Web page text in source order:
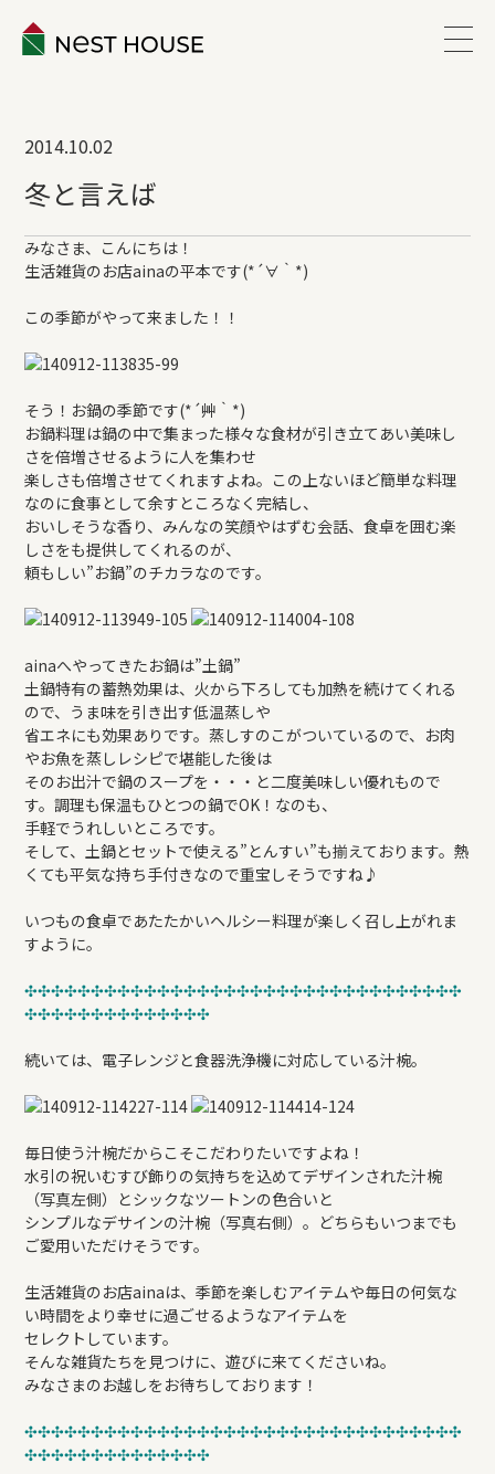
ABOUT
WORKS
LINEUP
ESTATE
REFORM
COMPANY
モデルハウス来場予約
新築住宅のお問い合わせ
リフォームのお問い合わせ
2014.10.02
冬と言えば
みなさま、こんにちは！
生活雑貨のお店ainaの平本です(*´∀｀*)
この季節がやって来ました！！
そう！お鍋の季節です(*´艸｀*)
お鍋料理は鍋の中で集まった様々な食材が引き立てあい美味し
さを倍増させるように人を集わせ
楽しさも倍増させてくれますよね。この上ないほど簡単な料理
なのに食事として余すところなく完結し、
おいしそうな香り、みんなの笑顔やはずむ会話、食卓を囲む楽
しさをも提供してくれるのが、
頼もしい”お鍋”のチカラなのです。
ainaへやってきたお鍋は”土鍋”
土鍋特有の蓄熱効果は、火から下ろしても加熱を続けてくれる
ので、うま味を引き出す低温蒸しや
省エネにも効果ありです。蒸しすのこがついているので、お肉
やお魚を蒸しレシピで堪能した後は
そのお出汁で鍋のスープを・・・と二度美味しい優れもので
す。調理も保温もひとつの鍋でOK！なのも、
手軽でうれしいところです。
そして、土鍋とセットで使える”とんすい”も揃えております。熱
くても平気な持ち手付きなので重宝しそうですね♪
いつもの食卓であたたかいヘルシー料理が楽しく召し上がれま
すように。
✣✣✣✣✣✣✣✣✣✣✣✣✣✣✣✣✣✣✣✣✣✣✣✣✣✣✣✣✣✣✣✣✣
✣✣✣✣✣✣✣✣✣✣✣✣✣✣
続いては、電子レンジと食器洗浄機に対応している汁椀。
毎日使う汁椀だからこそこだわりたいですよね！
水引の祝いむすび飾りの気持ちを込めてデザインされた汁椀
（写真左側）とシックなツートンの色合いと
シンプルなデサインの汁椀（写真右側）。どちらもいつまでも
ご愛用いただけそうです。
生活雑貨のお店ainaは、季節を楽しむアイテムや毎日の何気な
い時間をより幸せに過ごせるようなアイテムを
セレクトしています。
そんな雑貨たちを見つけに、遊びに来てくださいね。
みなさまのお越しをお待ちしております！
✣✣✣✣✣✣✣✣✣✣✣✣✣✣✣✣✣✣✣✣✣✣✣✣✣✣✣✣✣✣✣✣✣
✣✣✣✣✣✣✣✣✣✣✣✣✣✣